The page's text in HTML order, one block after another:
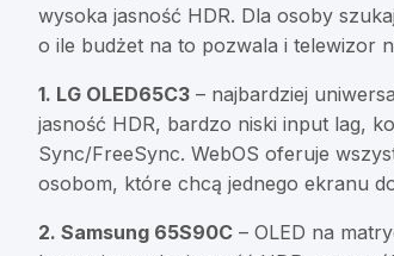
wysoka jasność HDR. Dla osoby
o ile budżet na to pozwala i telewizor
1. LG OLED65C3 – najbardziej
jasność HDR, bardzo niski input lag,
Sync/FreeSync. WebOS oferuje
osobom, które chcą jednego ekranu
2. Samsung 65S90C – OLED na